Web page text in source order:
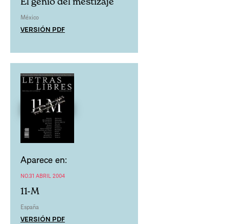
México
VERSIÓN PDF
Aparece en:
NO.31 ABRIL 2004
11-M
España
VERSIÓN PDF